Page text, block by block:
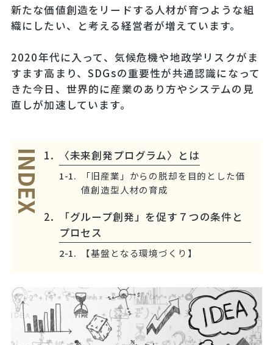
新たな価値創造をリードする人材が育つような組
織にしたい、と考える経営者が増えています。
2020年代に入って、気候危機や地政学リスクがま
すます高まり、SDGsの重要性が共通認識になって
きた今日、世界的に産業のあり方やシステムの見
直しが加速しています。
INDEX 〈未来創発プログラム〉とは
「旧産業」からの脱却を目的とした価
値創造型人材の育成
「グループ創発」を促す７つの条件と
プロセス
【基盤となる環境づくり】